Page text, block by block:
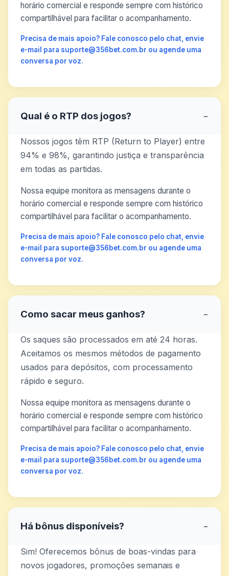
horário comercial e responde sempre com histórico
compartilhável para facilitar o acompanhamento.
Precisa de mais apoio? Fale conosco pelo chat, envie
e-mail para suporte@356bet.com.br ou agende uma
conversa por voz.
Qual é o RTP dos jogos? −
Nossos jogos têm RTP (Return to Player) entre
94% e 98%, garantindo justiça e transparência
em todas as partidas.
Nossa equipe monitora as mensagens durante o
horário comercial e responde sempre com histórico
compartilhável para facilitar o acompanhamento.
Precisa de mais apoio? Fale conosco pelo chat, envie
e-mail para suporte@356bet.com.br ou agende uma
conversa por voz.
Como sacar meus ganhos? −
Os saques são processados em até 24 horas.
Aceitamos os mesmos métodos de pagamento
usados para depósitos, com processamento
rápido e seguro.
Nossa equipe monitora as mensagens durante o
horário comercial e responde sempre com histórico
compartilhável para facilitar o acompanhamento.
Precisa de mais apoio? Fale conosco pelo chat, envie
e-mail para suporte@356bet.com.br ou agende uma
conversa por voz.
Há bônus disponíveis? −
Sim! Oferecemos bônus de boas-vindas para
novos jogadores, promoções semanais e